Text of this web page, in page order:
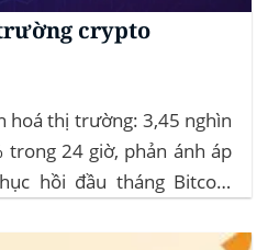
crypto
hoá thị trường: 3,45 nghìn
trong 24 giờ, phản ánh áp
hồi đầu tháng‍ Bitcoin